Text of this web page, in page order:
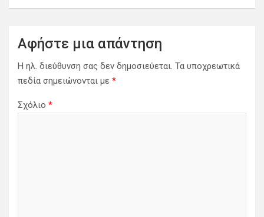
Αφήστε μια απάντηση
Η ηλ. διεύθυνση σας δεν δημοσιεύεται. Τα υποχρεωτικά
πεδία σημειώνονται με *
Σχόλιο *